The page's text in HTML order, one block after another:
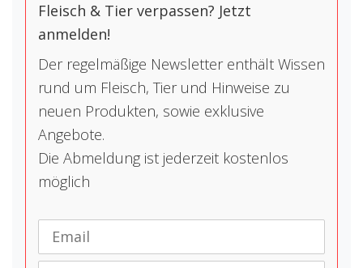
Fleisch & Tier verpassen? Jetzt
anmelden!
Der regelmäßige Newsletter enthält Wissen
rund um Fleisch, Tier und Hinweise zu
neuen Produkten, sowie exklusive
Angebote.
Die Abmeldung ist jederzeit kostenlos
möglich